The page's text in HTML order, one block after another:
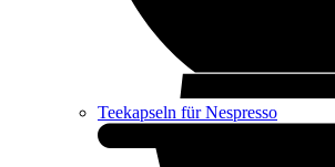
Teekapseln für Nespresso